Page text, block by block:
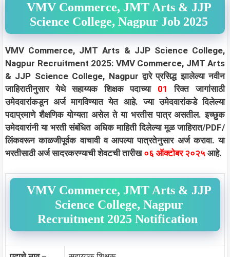
VMV Commerce, JMT Arts & JJP
Science College, Nagpur Job 2025
VMV Commerce, JMT Arts & JJP Science College,
Nagpur Recruitment 2025: VMV Commerce, JMT Arts
& JJP Science College, Nagpur द्वारे प्रसिद्ध झालेल्या नवीन
जाहिरातीनुसार येथे सहाय्यक शिक्षक पदाच्या 01रिक्त जागांसाठी
उमेदवारांकडून अर्ज मागविण्यात येत आहे. ज्या उमेदवारांकडे दिलेल्या
पदाप्रमाणे शैक्षणिक योग्यता असेल ते या भरतीस पात्र असतील. इच्छुक
उमेदवारांनी या भरती संबंधित अधिक माहिती दिलेल्या मूळ जाहिरात/PDF/
लिंकवरून काळजीपूर्वक वाचावी व आपल्या पात्रतेनुसार अर्ज करावा. या
भरतीसाठी अर्ज सादरकरण्याची शेवटची तारीख०६ ऑक्टोबर २०२५ आहे.
VMV Commerce, JMT Arts & JJP
Science College, Nagpur
Recruitment 2025 Notification